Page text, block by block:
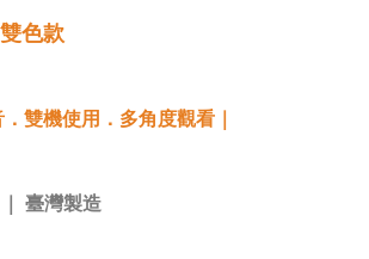
色款
雙機使用．多角度觀看｜
臺灣製造